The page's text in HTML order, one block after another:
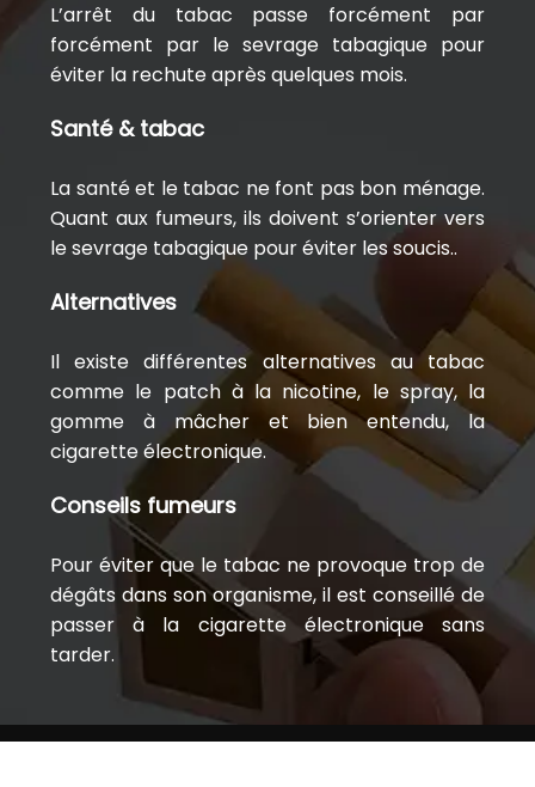
L’arrêt du tabac passe forcément par
forcément par le sevrage tabagique pour
éviter la rechute après quelques mois.
Santé & tabac
La santé et le tabac ne font pas bon ménage.
Quant aux fumeurs, ils doivent s’orienter vers
le sevrage tabagique pour éviter les soucis..
Alternatives
Il existe différentes alternatives au tabac
comme le patch à la nicotine, le spray, la
gomme à mâcher et bien entendu, la
cigarette électronique.
Conseils fumeurs
Pour éviter que le tabac ne provoque trop de
dégâts dans son organisme, il est conseillé de
passer à la cigarette électronique sans
tarder.